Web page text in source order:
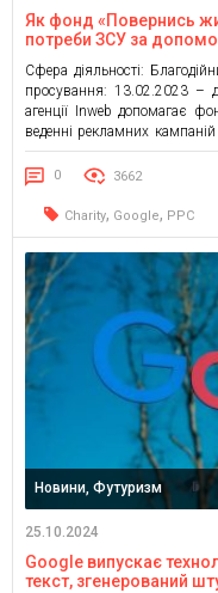
Як фонд «Повернись
потреби ЗСУ за
Сфера діяльності:
просування: 13.02.2023 –
агенції Inweb допомагає
веденні рекламних
Google Ad Grants надає
запускати контекстну
з боку організації. […]
0 3662
Charity, Google, PPC
Новини, Футуризм
25.10.2024
Google випускає
текст, згенерований